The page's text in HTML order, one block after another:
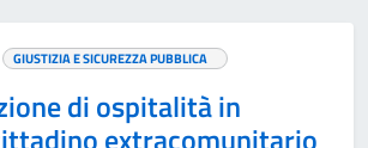
GIUSTIZIA E SICUREZZA PUBBLICA
di ospitalità in
extracomunitario